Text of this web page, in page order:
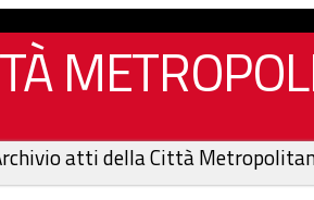
atti della Città